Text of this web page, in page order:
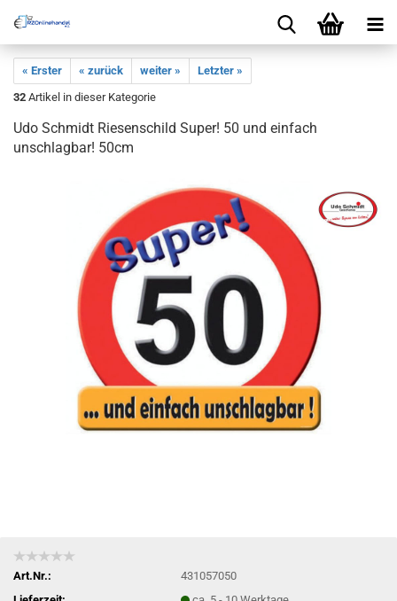
« Erster « zurück weiter »
Letzter »
32 Artikel in dieser Kategorie
Udo Schmidt Riesenschild Super! 50 und einfach
unschlagbar! 50cm
Art.Nr.:
431057050